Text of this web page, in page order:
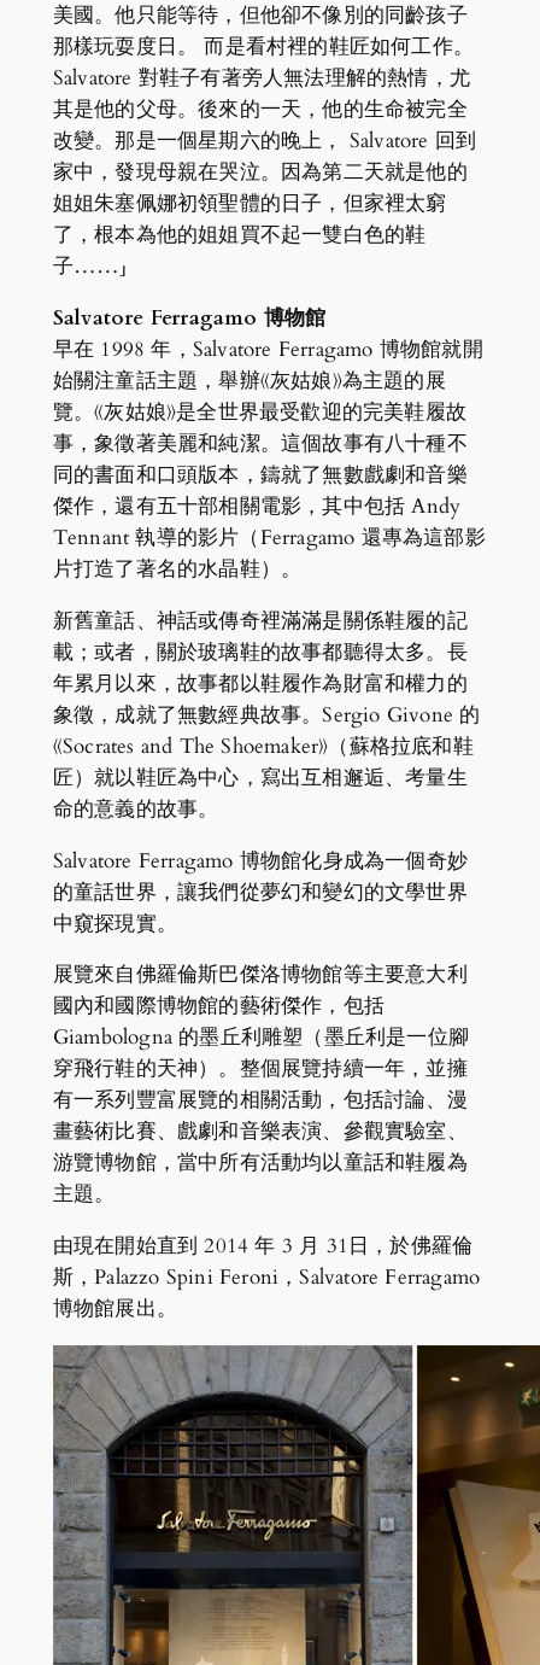
美國。他只能等待，但他卻不像別的同齡孩子
那樣玩耍度日。 而是看村裡的鞋匠如何工作。
Salvatore 對鞋子有著旁人無法理解的熱情，尤
其是他的父母。後來的一天，他的生命被完全
改變。那是一個星期六的晚上， Salvatore 回到
家中，發現母親在哭泣。因為第二天就是他的
姐姐朱塞佩娜初領聖體的日子，但家裡太窮
了，根本為他的姐姐買不起一雙白色的鞋
子……」
Salvatore Ferragamo 博物館
早在 1998 年，Salvatore Ferragamo 博物館就開
始關注童話主題，舉辦《灰姑娘》為主題的展
覽。《灰姑娘》是全世界最受歡迎的完美鞋履故
事，象徵著美麗和純潔。這個故事有八十種不
同的書面和口頭版本，鑄就了無數戲劇和音樂
傑作，還有五十部相關電影，其中包括 Andy
Tennant 執導的影片（Ferragamo 還專為這部影
片打造了著名的水晶鞋）。
新舊童話、神話或傳奇裡滿滿是關係鞋履的記
載；或者，關於玻璃鞋的故事都聽得太多。長
年累月以來，故事都以鞋履作為財富和權力的
象徵，成就了無數經典故事。Sergio Givone 的
《Socrates and The Shoemaker》（蘇格拉底和鞋
匠）就以鞋匠為中心，寫出互相邂逅、考量生
命的意義的故事。
Salvatore Ferragamo 博物館化身成為一個奇妙
的童話世界，讓我們從夢幻和變幻的文學世界
中窺探現實。
展覽來自佛羅倫斯巴傑洛博物館等主要意大利
國內和國際博物館的藝術傑作，包括
Giambologna 的墨丘利雕塑（墨丘利是一位腳
穿飛行鞋的天神）。整個展覽持續一年，並擁
有一系列豐富展覽的相關活動，包括討論、漫
畫藝術比賽、戲劇和音樂表演、參觀實驗室、
游覽博物館，當中所有活動均以童話和鞋履為
主題。
由現在開始直到 2014 年 3 月 31日，於佛羅倫
斯，Palazzo Spini Feroni，Salvatore Ferragamo
博物館展出。